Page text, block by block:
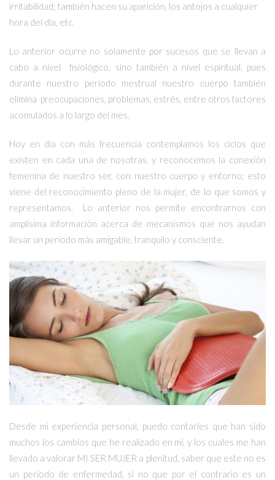
irritabilidad; también hacen su aparición, los antojos a cualquier
hora del día, etc.
Lo anterior ocurre no solamente por sucesos que se llevan a
cabo a nivel fisiológico, sino también a nivel espiritual, pues
durante nuestro período mestrual nuestro cuerpo también
elimina preocupaciones, problemas, estrés, entre otros factores
acomulados a lo largo del mes.
Hoy en día con más frecuencia contemplamos los ciclos que
existen en cada una de nosotras, y reconocemos la conexión
femenina de nuestro ser, con nuestro cuerpo y entorno; esto
viene del reconocimiento pleno de la mujer, de lo que somos y
representamos. Lo anterior nos permite encontrarnos con
amplísima información acerca de mecanismos que nos ayudan
llevar un periodo más amigable, tranquilo y consciente.
Desde mi experiencia personal, puedo contarles que han sido
muchos los cambios que he realizado en mí, y los cuales me han
llevado a valorar MI SER MUJER a plenitud, saber que este no es
un periodo de enfermedad, si no que por el contrario es un